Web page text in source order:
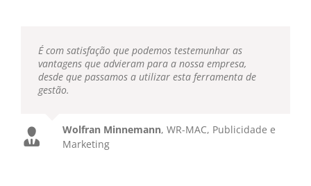
É com satisfação que podemos testemunhar as
vantagens que advieram para a nossa empresa,
desde que passamos a utilizar esta ferramenta de
gestão.
Wolfran Minnemann, WR-MAC, Publicidade e
Marketing